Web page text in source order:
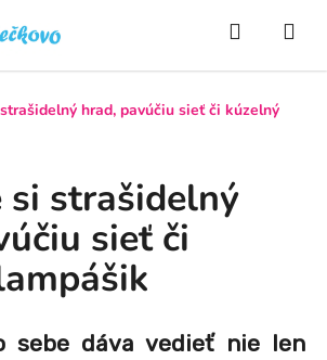
Hľadať
hrad, pavúčiu sieť či kúzelný
strašidelný
sieť či
sebe dáva vedieť nie len